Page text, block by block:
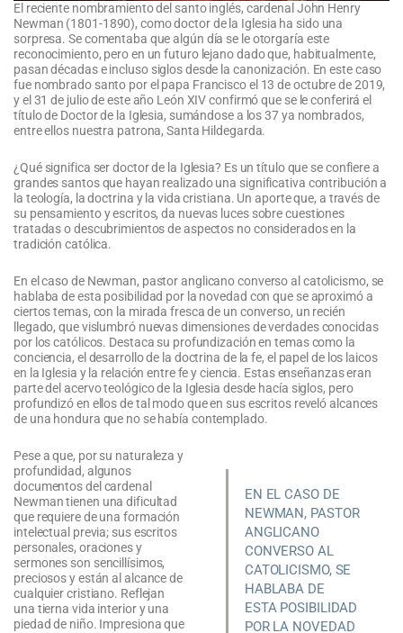
El reciente nombramiento del santo inglés, cardenal John Henry
Newman (1801-1890), como doctor de la Iglesia ha sido una
sorpresa. Se comentaba que algún día se le otorgaría este
reconocimiento, pero en un futuro lejano dado que, habitualmente,
pasan décadas e incluso siglos desde la canonización. En este caso
fue nombrado santo por el papa Francisco el 13 de octubre de 2019,
y el 31 de julio de este año León XIV confirmó que se le conferirá el
título de Doctor de la Iglesia, sumándose a los 37 ya nombrados,
entre ellos nuestra patrona, Santa Hildegarda.
¿Qué significa ser doctor de la Iglesia? Es un título que se confiere a
grandes santos que hayan realizado una significativa contribución a
la teología, la doctrina y la vida cristiana. Un aporte que, a través de
su pensamiento y escritos, da nuevas luces sobre cuestiones
tratadas o descubrimientos de aspectos no considerados en la
tradición católica.
En el caso de Newman, pastor anglicano converso al catolicismo, se
hablaba de esta posibilidad por la novedad con que se aproximó a
ciertos temas, con la mirada fresca de un converso, un recién
llegado, que vislumbró nuevas dimensiones de verdades conocidas
por los católicos. Destaca su profundización en temas como la
conciencia, el desarrollo de la doctrina de la fe, el papel de los laicos
en la Iglesia y la relación entre fe y ciencia. Estas enseñanzas eran
parte del acervo teológico de la Iglesia desde hacía siglos, pero
profundizó en ellos de tal modo que en sus escritos reveló alcances
de una hondura que no se había contemplado.
EN EL CASO DE
NEWMAN, PASTOR
ANGLICANO
CONVERSO AL
CATOLICISMO, SE
HABLABA DE
ESTA POSIBILIDAD
POR LA NOVEDAD
Pese a que, por su naturaleza y
profundidad, algunos
documentos del cardenal
Newman tienen una dificultad
que requiere de una formación
intelectual previa; sus escritos
personales, oraciones y
sermones son sencillísimos,
preciosos y están al alcance de
cualquier cristiano. Reflejan
una tierna vida interior y una
piedad de niño. Impresiona que